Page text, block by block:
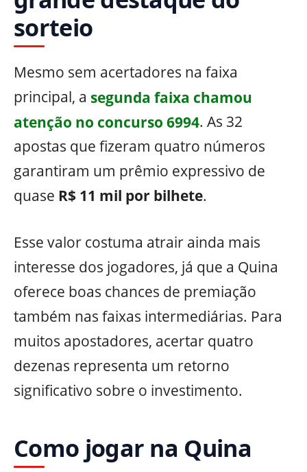
sorteio
Mesmo sem acertadores na faixa
principal, a segunda faixa chamou
atenção no concurso 6994. As 32
apostas que fizeram quatro números
garantiram um prêmio expressivo de
quase R$ 11 mil por bilhete.
Esse valor costuma atrair ainda mais
interesse dos jogadores, já que a Quina
oferece boas chances de premiação
também nas faixas intermediárias. Para
muitos apostadores, acertar quatro
dezenas representa um retorno
significativo sobre o investimento.
Como jogar na Quina